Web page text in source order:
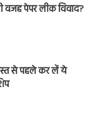
वजह पेपर लीक विवाद?
से पहले कर लें ये